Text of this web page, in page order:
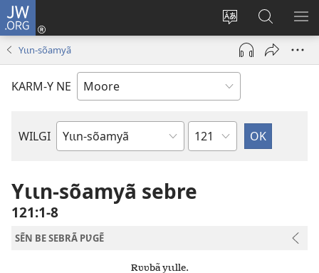
JW.ORG
Toeem-
buud-
gomdã
Pak-
(ouvre
une
Bao-
y
bũmb
Y
Yɩɩn-sõamyã
KARM-Y NE
WILGI
Livre
Bible
Sak
Yɩɩn-sõamyã sebre
121:1-8
SẼN BE SEBRÃ PƲGẼ
Rʋʋbã yɩɩlle.